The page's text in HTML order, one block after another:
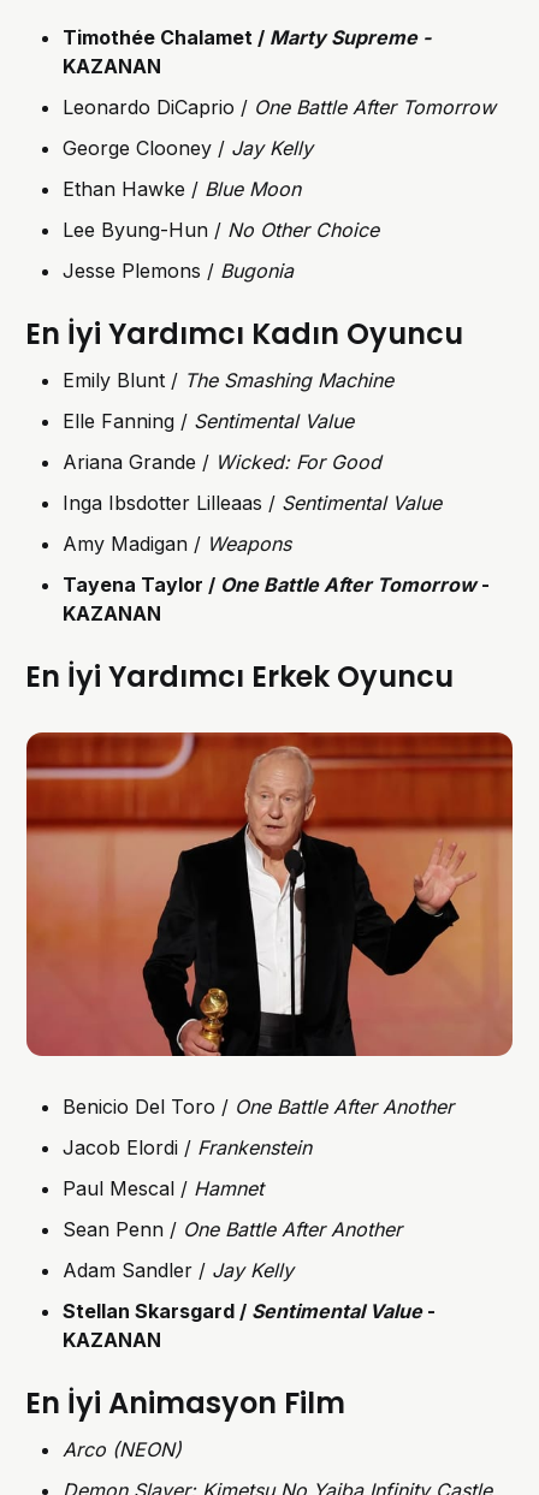
Timothée Chalamet / Marty Supreme -
KAZANAN
Leonardo DiCaprio / One Battle After Tomorrow
George Clooney / Jay Kelly
Ethan Hawke / Blue Moon
Lee Byung-Hun / No Other Choice
Jesse Plemons / Bugonia
En İyi Yardımcı Kadın Oyuncu
Emily Blunt / The Smashing Machine
Elle Fanning / Sentimental Value
Ariana Grande / Wicked: For Good
Inga Ibsdotter Lilleaas / Sentimental Value
Amy Madigan / Weapons
Tayena Taylor / One Battle After Tomorrow-
KAZANAN
En İyi Yardımcı Erkek Oyuncu
Benicio Del Toro / One Battle After Another
Jacob Elordi / Frankenstein
Paul Mescal / Hamnet
Sean Penn / One Battle After Another
Adam Sandler / Jay Kelly
Stellan Skarsgard / Sentimental Value -
KAZANAN
En İyi Animasyon Film
Arco (NEON)
Demon Slayer: Kimetsu No Yaiba Infinity Castle